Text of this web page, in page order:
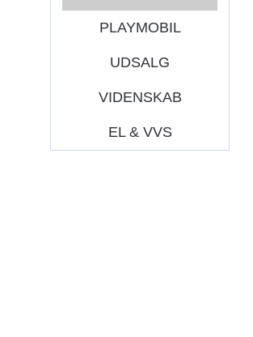
PLAYMOBIL
UDSALG
VIDENSKAB
EL & VVS